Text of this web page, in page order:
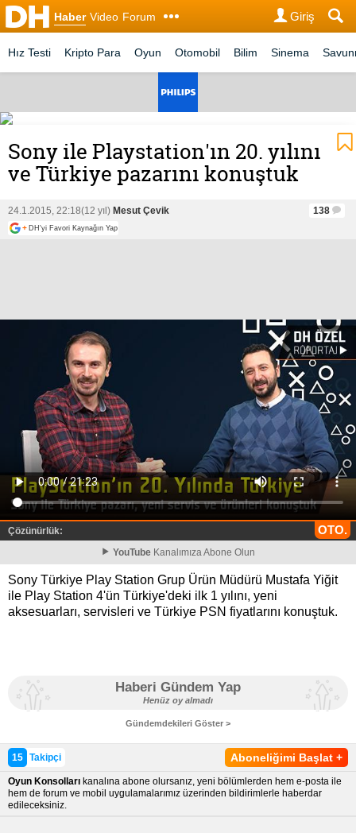
Haber Video Forum Giriş
Hız Testi Kripto Para Oyun Otomobil Bilim Sinema
Sony ile Playstation'ın 20. yılını
ve Türkiye pazarını konuştuk
24.1.2015, 22:18(12 yıl) Mesut Çevik 138
+ DH'yi Favori Kaynağın Yap
Çözünürlük: OTO.
YouTube Kanalımıza Abone Olun
Sony Türkiye Play Station Grup Ürün Müdürü Mustafa Yiğit
ile Play Station 4'ün Türkiye'deki ilk 1 yılını, yeni
aksesuarları, servisleri ve Türkiye PSN fiyatlarını konuştuk.
Haberi Gündem Yap
Henüz oy almadı
Gündemdekileri Göster >
Aboneliğimi Başlat +
15 Takipçi
Oyun Konsolları kanalına abone olursanız, yeni bölümlerden hem e-posta ile
hem de forum ve mobil uygulamalarımız üzerinden bildirimlerle haberdar
edileceksiniz.